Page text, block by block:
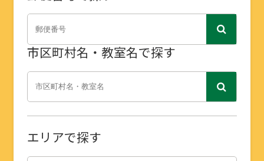
市区町村名・教室名で探す
エリアで探す